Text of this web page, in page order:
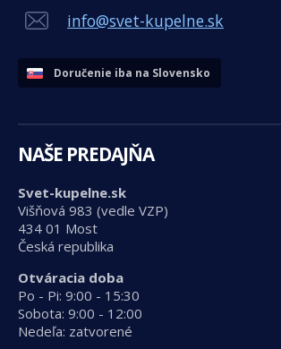
info@svet-kupelne.sk
Doručenie iba na Slovensko
NAŠE PREDAJŇA
Svet-kupelne.sk
Višňová 983 (vedle VZP)
434 01 Most
Česká republika
Otváracia doba
Po - Pi: 9:00 - 15:30
Sobota: 9:00 - 12:00
Nedeľa: zatvorené